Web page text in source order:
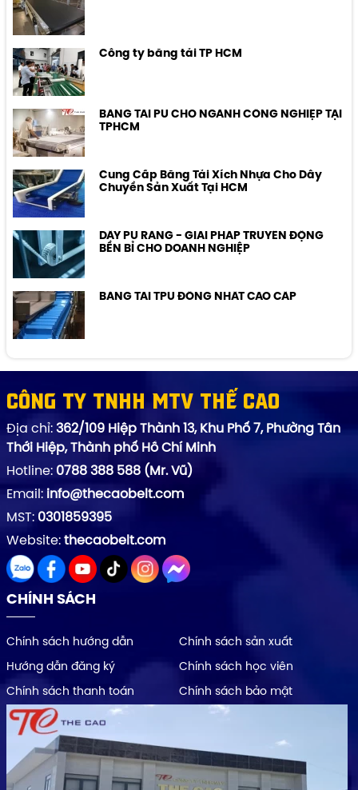
Công ty băng tải TP HCM
BĂNG TẢI PU CHO NGÀNH CÔNG NGHIỆP TẠI
TPHCM
Cung Cấp Băng Tải Xích Nhựa Cho Dây
Chuyền Sản Xuất Tại HCM
DÂY PU RĂNG - GIẢI PHÁP TRUYỀN ĐỘNG
BỀN BỈ CHO DOANH NGHIỆP
BĂNG TẢI TPU ĐỒNG NHẤT CAO CẤP
Công ty TNHH MTV Thế Cao
Địa chỉ: 362/109 Hiệp Thành 13, Khu Phố 7, Phường Tân
Thới Hiệp, Thành phố Hồ Chí Minh
Hotline: 0788 388 588 (Mr. Vũ)
Email: info@thecaobelt.com
MST: 0301859395
Website: thecaobelt.com
CHÍNH SÁCH
Chính sách hướng dẫn Chính sách sản xuất
Hướng dẫn đăng ký Chính sách học viên
Chính sách thanh toán Chính sách bảo mật